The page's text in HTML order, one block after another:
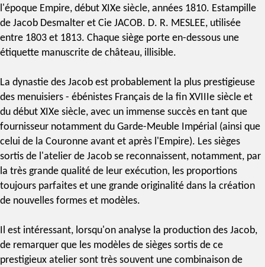
l'époque Empire, début XIXe siècle, années 1810. Estampille
de Jacob Desmalter et Cie JACOB. D. R. MESLEE, utilisée
entre 1803 et 1813. Chaque siège porte en-dessous une
étiquette manuscrite de château, illisible.
La dynastie des Jacob est probablement la plus prestigieuse
des menuisiers - ébénistes Français de la fin XVIIIe siècle et
du début XIXe siècle, avec un immense succès en tant que
fournisseur notamment du Garde-Meuble Impérial (ainsi que
celui de la Couronne avant et après l'Empire). Les sièges
sortis de l'atelier de Jacob se reconnaissent, notamment, par
la très grande qualité de leur exécution, les proportions
toujours parfaites et une grande originalité dans la création
de nouvelles formes et modèles.
Il est intéressant, lorsqu'on analyse la production des Jacob,
de remarquer que les modèles de sièges sortis de ce
prestigieux atelier sont très souvent une combinaison de